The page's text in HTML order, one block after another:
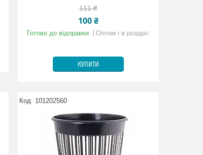
111 ₴
100 ₴
Готово до відправки Оптом і в роздріб
КУПИТИ
101202560